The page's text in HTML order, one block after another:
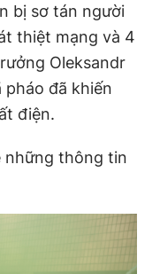
bị sơ tán người
thiệt mạng và 4
Oleksandr
đã khiến
điện.
những thông tin